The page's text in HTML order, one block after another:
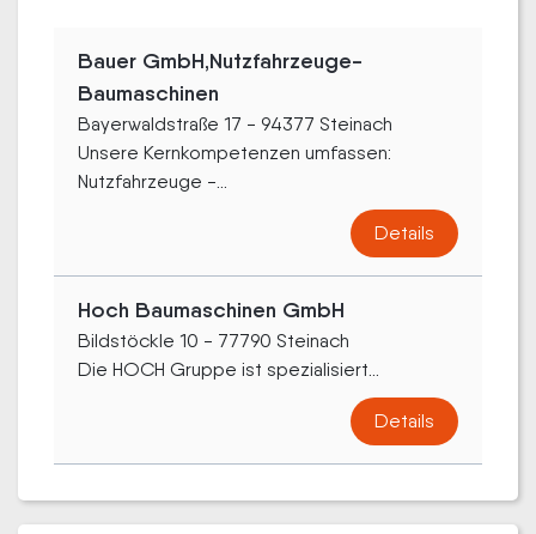
Bauer GmbH,Nutzfahrzeuge-
Baumaschinen
Bayerwaldstraße 17 - 94377 Steinach
Unsere Kernkompetenzen umfassen:
Nutzfahrzeuge -...
Details
Hoch Baumaschinen GmbH
Bildstöckle 10 - 77790 Steinach
Die HOCH Gruppe ist spezialisiert...
Details